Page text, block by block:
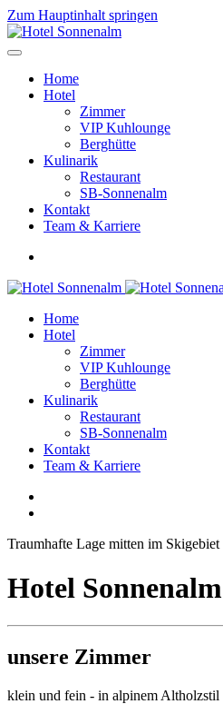
Zum Hauptinhalt springen
Home
Hotel
Zimmer
VIP Kuhlounge
Berghütte
Kulinarik
Restaurant
SB-Sonnenalm
Kontakt
Team & Karriere
Home
Hotel
Zimmer
VIP Kuhlounge
Berghütte
Kulinarik
Restaurant
SB-Sonnenalm
Kontakt
Team & Karriere
Traumhafte Lage mitten im Skigebiet
Hotel Sonnenalm
unsere Zimmer
klein und fein - in alpinem Altholzstil